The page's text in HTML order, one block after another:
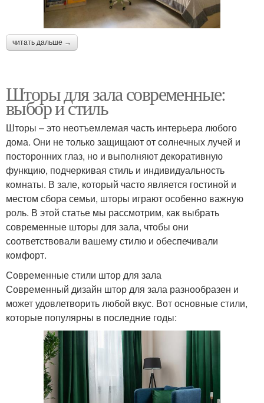
читать дальше →
Шторы для зала современные:
выбор и стиль
Шторы – это неотъемлемая часть интерьера любого
дома. Они не только защищают от солнечных лучей и
посторонних глаз, но и выполняют декоративную
функцию, подчеркивая стиль и индивидуальность
комнаты. В зале, который часто является гостиной и
местом сбора семьи, шторы играют особенно важную
роль. В этой статье мы рассмотрим, как выбрать
современные шторы для зала, чтобы они
соответствовали вашему стилю и обеспечивали
комфорт.
Современные стили штор для зала
Современный дизайн штор для зала разнообразен и
может удовлетворить любой вкус. Вот основные стили,
которые популярны в последние годы: